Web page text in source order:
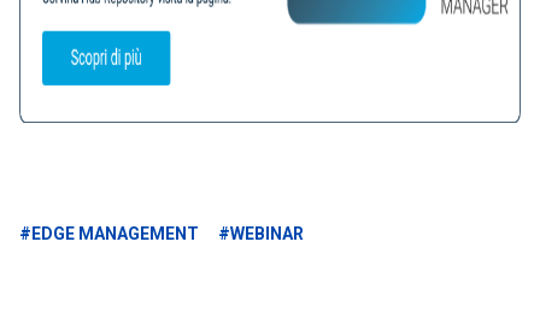
#EDGE MANAGEMENT #WEBINAR